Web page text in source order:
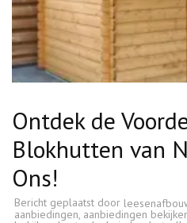
Ontdek de
Blokhutten van
Ons!
Bericht geplaatst door
aanbiedingen, aanbiedingen